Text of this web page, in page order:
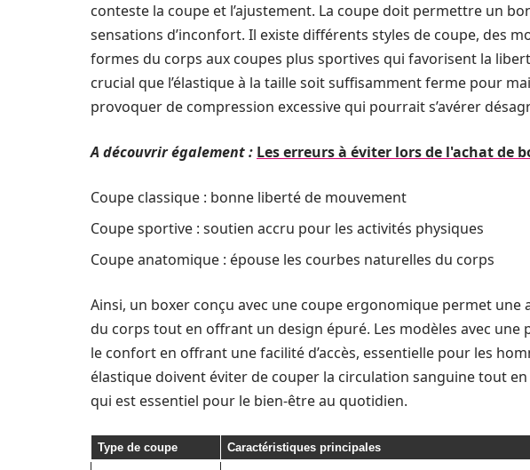
conteste la coupe et l’ajustement. La coupe doit permettre un
sensations d’inconfort. Il existe différents styles de coupe, des
formes du corps aux coupes plus sportives qui favorisent la
crucial que l’élastique à la taille soit suffisamment ferme pour
provoquer de compression excessive qui pourrait s’avérer
A découvrir également : Les erreurs à éviter lors de l'achat de
Coupe classique : bonne liberté de mouvement
Coupe sportive : soutien accru pour les activités physiques
Coupe anatomique : épouse les courbes naturelles du corps
Ainsi, un boxer conçu avec une coupe ergonomique permet
du corps tout en offrant un design épuré. Les modèles avec
le confort en offrant une facilité d’accès, essentielle pour les
élastique doivent éviter de couper la circulation sanguine tout
qui est essentiel pour le bien-être au quotidien.
Type de coupe Caractéristiques principales